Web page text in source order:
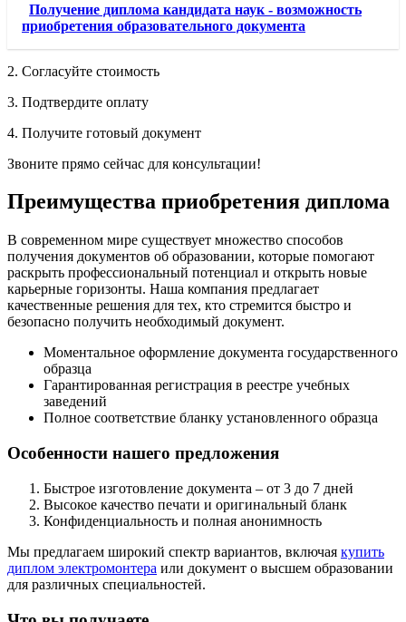
Получение диплома кандидата наук - возможность
приобретения образовательного документа
2. Согласуйте стоимость
3. Подтвердите оплату
4. Получите готовый документ
Звоните прямо сейчас для консультации!
Преимущества приобретения диплома
В современном мире существует множество способов
получения документов об образовании, которые помогают
раскрыть профессиональный потенциал и открыть новые
карьерные горизонты. Наша компания предлагает
качественные решения для тех, кто стремится быстро и
безопасно получить необходимый документ.
Моментальное оформление документа государственного
образца
Гарантированная регистрация в реестре учебных
заведений
Полное соответствие бланку установленного образца
Особенности нашего предложения
Быстрое изготовление документа – от 3 до 7 дней
Высокое качество печати и оригинальный бланк
Конфиденциальность и полная анонимность
Мы предлагаем широкий спектр вариантов, включая купить
диплом электромонтера или документ о высшем образовании
для различных специальностей.